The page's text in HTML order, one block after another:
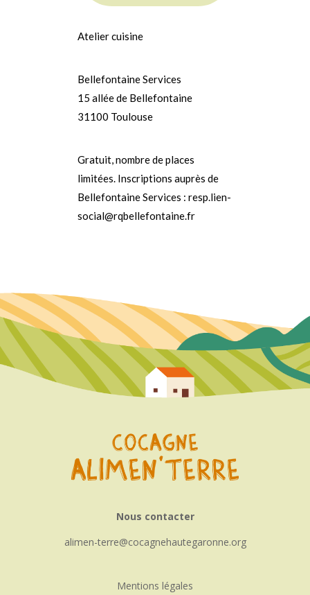
Atelier cuisine
Bellefontaine Services
15 allée de Bellefontaine
31100 Toulouse
Gratuit, nombre de places
limitées. Inscriptions auprès de
Bellefontaine Services : resp.lien-
social@rqbellefontaine.fr
Nous contacter
alimen-terre
cocagnehautegaronne.org
Mentions légales